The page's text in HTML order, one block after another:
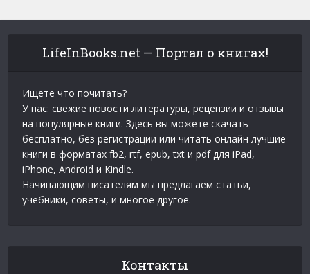
LifeInBooks.net — Портал о книгах!
Ищете что почитать?
У нас: свежие новости литературы, рецензии и отзывы
на популярные книги. Здесь вы можете скачать
бесплатно, без регистрации или читать онлайн лучшие
книги в форматах fb2, rtf, epub, txt и pdf для iPad,
iPhone, Android и Kindle.
Начинающим писателям мы предлагаем статьи,
учебники, советы, и многое другое.
Контакты